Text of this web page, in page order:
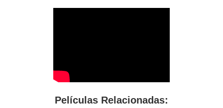
Películas Relacionadas: